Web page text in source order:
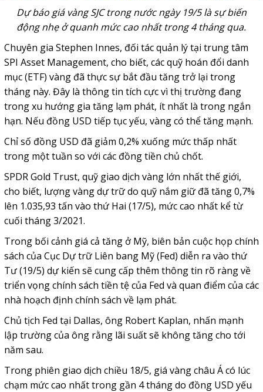
Dự báo giá vàng SJC trong nước ngày 19/5 là sự biến
động nhẹ ở quanh mức cao nhất trong 4 tháng qua.
Chuyên gia Stephen Innes, đối tác quản lý tại trung tâm
SPI Asset Management, cho biết, các quỹ hoán đổi danh
mục (ETF) vàng đã thực sự bắt đầu tăng trở lại trong
tháng này. Đây là thông tin tích cực vì thị trường đang
trong xu hướng gia tăng lạm phát, ít nhất là trong ngắn
hạn. Nếu đồng USD tiếp tục yếu, vàng có thể tăng mạnh.
Chỉ số đồng USD đã giảm 0,2% xuống mức thấp nhất
trong một tuần so với các đồng tiền chủ chốt.
SPDR Gold Trust, quỹ giao dịch vàng lớn nhất thế giới,
cho biết, lượng vàng dự trữ do quỹ nắm giữ đã tăng 0,7%
lên 1.035,93 tấn vào thứ Hai (17/5), mức cao nhất kể từ
cuối tháng 3/2021.
Trong bối cảnh giá cả tăng ở Mỹ, biên bản cuộc họp chính
sách của Cục Dự trữ Liên bang Mỹ (Fed) diễn ra vào thứ
Tư (19/5) dự kiến sẽ cung cấp thêm thông tin rõ ràng về
triển vọng chính sách tiền tệ của Fed và quan điểm của các
nhà hoạch định chính sách về lạm phát.
Chủ tịch Fed tại Dallas, ông Robert Kaplan, nhấn mạnh
lập trường của ông rằng lãi suất sẽ không tăng cho tới
năm sau.
Trong phiên giao dịch chiều 18/5, giá vàng châu Á có lúc
chạm mức cao nhất trong gần 4 tháng do đồng USD yếu